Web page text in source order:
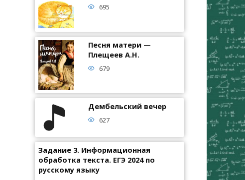
695
Песня матери —
Плещеев А.Н.
679
Дембельский вечер
627
Задание 3. Информационная
обработка текста. ЕГЭ 2024 по
русскому языку